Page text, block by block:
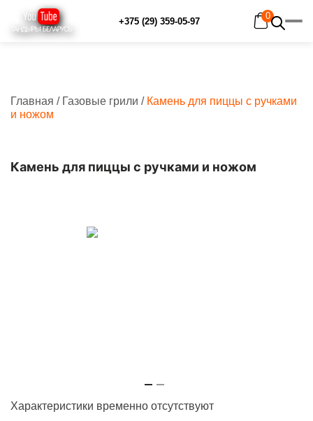
+375 (29) 359-05-97 0
Главная
Наш YouTube-канал
Главная / Газовые грили /Камень для пиццы с ручками
и ножом
Камень для пиццы с ручками и ножом
Характеристики временно отсутствуют